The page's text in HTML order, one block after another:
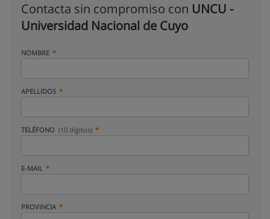
Contacta sin compromiso con UNCU -
Universidad Nacional de Cuyo
NOMBRE
APELLIDOS
TELÉFONO (10 dígitos)
E-MAIL
PROVINCIA